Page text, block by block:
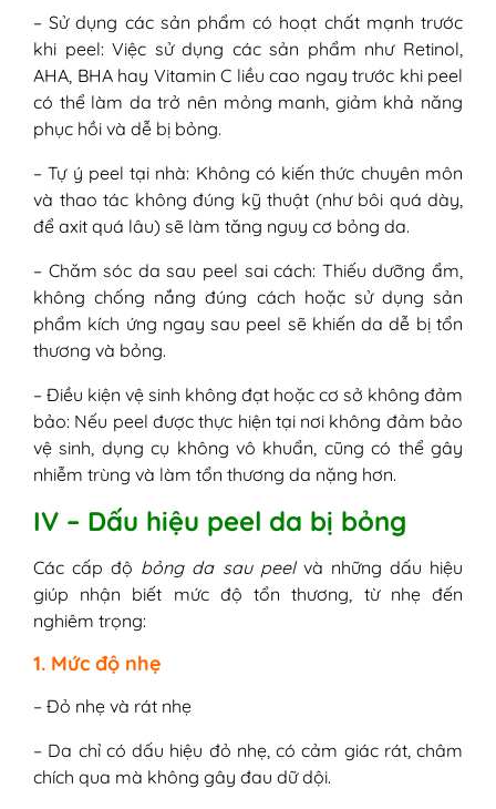
– Sử dụng các sản phẩm có hoạt chất mạnh trước
khi peel: Việc sử dụng các sản phẩm như Retinol,
AHA, BHA hay Vitamin C liều cao ngay trước khi peel
có thể làm da trở nên mỏng manh, giảm khả năng
phục hồi và dễ bị bỏng.
– Tự ý peel tại nhà: Không có kiến thức chuyên môn
và thao tác không đúng kỹ thuật (như bôi quá dày,
để axit quá lâu) sẽ làm tăng nguy cơ bỏng da.
– Chăm sóc da sau peel sai cách: Thiếu dưỡng ẩm,
không chống nắng đúng cách hoặc sử dụng sản
phẩm kích ứng ngay sau peel sẽ khiến da dễ bị tổn
thương và bỏng.
– Điều kiện vệ sinh không đạt hoặc cơ sở không đảm
bảo: Nếu peel được thực hiện tại nơi không đảm bảo
vệ sinh, dụng cụ không vô khuẩn, cũng có thể gây
nhiễm trùng và làm tổn thương da nặng hơn.
IV – Dấu hiệu peel da bị bỏng
Các cấp độ bỏng da sau peelvà những dấu hiệu
giúp nhận biết mức độ tổn thương, từ nhẹ đến
nghiêm trọng:
1. Mức độ nhẹ
– Đỏ nhẹ và rát nhẹ
– Da chỉ có dấu hiệu đỏ nhẹ, có cảm giác rát, châm
chích qua mà không gây đau dữ dội.